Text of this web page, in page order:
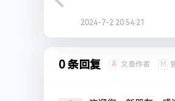
2024-7-2 20:54:21
0 条回复 A 文章作者 M